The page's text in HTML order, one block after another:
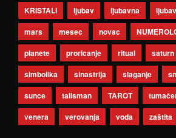
KRISTALI
ljubav ljubavna
mars
mesec novac
planete
proricanje ritual saturn
simbolika
sinastrija slaganje
sunce
talisman TAROT
venera
verovanja voda zaštita